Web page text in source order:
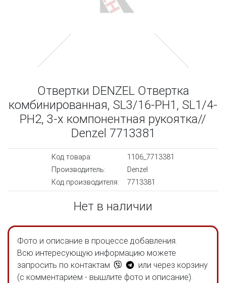
Отвертки DENZEL Отвертка
комбинированная, SL3/16-PH1, SL1/4-
PH2, 3-х компонентная рукоятка//
Denzel 7713381
Код товара:
1106_7713381
Производитель:
Denzel
Код производителя:
7713381
Нет в наличии
Фото и описание в процессе добавления.
Всю интересующую информацию можете
запросить по контактам
или через корзину
(с комментарием - вышлите фото и описание).